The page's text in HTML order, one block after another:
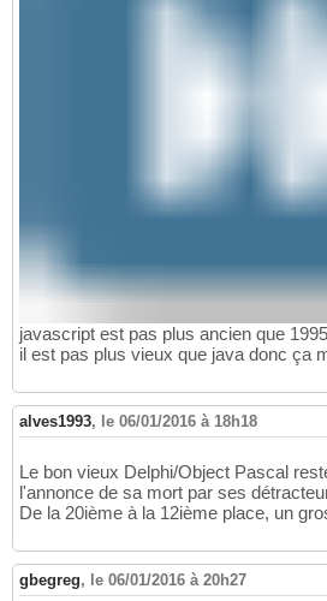
javascript est pas plus ancien que
il est pas plus vieux que java donc ça
alves1993, le 06/01/2016 à 18h18
Le bon vieux Delphi/Object Pascal
l'annonce de sa mort par ses
De la 20ième à la 12ième place, un
gbegreg, le 06/01/2016 à 20h27